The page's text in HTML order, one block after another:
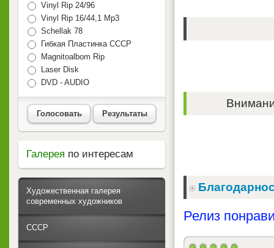
Релиз
Vinyl Rip 24/96
Vinyl Rip 16/44,1 Mp3
Schellak 78
Гибкая Пластинка СССР
Magnitoalbom Rip
Laser Disk
DVD - AUDIO
Голосовать Результаты
Галерея по интересам
Художественная галерея
современных художников
СССР